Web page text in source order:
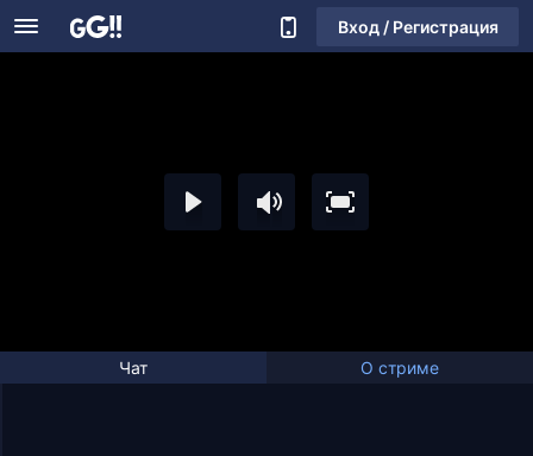
Вход / Регистрация
Чат О стриме